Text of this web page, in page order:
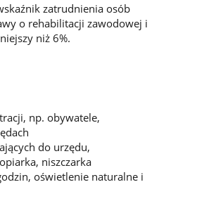
zatrudnienia osób
o rehabilitacji zawodowej i
niż 6%.
np. obywatele,
do urzędu,
niszczarka
oświetlenie naturalne i